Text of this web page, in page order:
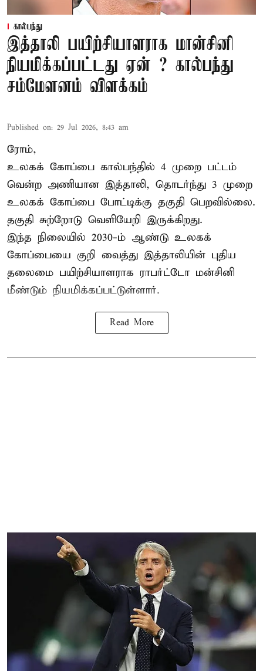
கால்பந்து
இத்தாலி பயிற்சியாளராக மான்சினி
நியமிக்கப்பட்டது ஏன் ? கால்பந்து
சம்மேளனம் விளக்கம்
Published on: 29 Jul 2026, 8:43 am
ரோம்,
உலகக் கோப்பை கால்பந்தில் 4 முறை பட்டம்
வென்ற அணியான இத்தாலி, தொடர்ந்து 3 முறை
உலகக் கோப்பை போட்டிக்கு தகுதி பெறவில்லை.
தகுதி சுற்றோடு வெளியேறி இருக்கிறது.
இந்த நிலையில் 2030-ம் ஆண்டு உலகக்
கோப்பையை குறி வைத்து இத்தாலியின் புதிய
தலைமை பயிற்சியாளராக ராபர்ட்டோ மன்சினி
மீண்டும் நியமிக்கப்பட்டுள்ளார்.
Read More